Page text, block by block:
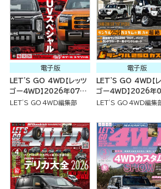
電子版
LET'S GO 4WD【レッツ
ゴー４ＷＤ】2026年07月
号LET'S GO 4WD編集部
電子版
LET'S GO 4WD【レ
ゴー４ＷＤ】2026年
号LET'S GO 4WD編集